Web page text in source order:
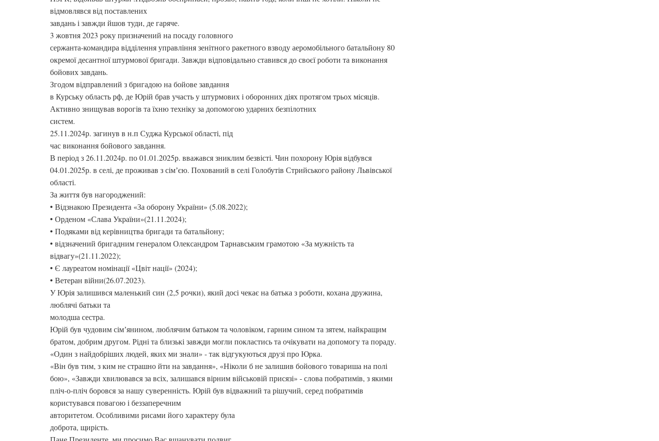
відмовлявся від поставлених
завдань і завжди йшов туди, де гаряче.
3 жовтня 2023 року призначений на посаду головного
сержанта-командира відділення управління зенітного ракетного взводу аеромобільного батальйону 80
окремої десантної штурмової бригади. Завжди відповідально ставився до своєї роботи та виконання
бойових завдань.
Згодом відправлений з бригадою на бойове завдання
в Курську область рф, де Юрій брав участь у штурмових і оборонних діях протягом трьох місяців.
Активно знищував ворогів та їхню техніку за допомогою ударних безпілотних
систем.
25.11.2024р. загинув в н.п Суджа Курської області, під
час виконання бойового завдання.
В період з 26.11.2024р. по 01.01.2025р. вважався зниклим безвісті. Чин похорону Юрія відбувся
04.01.2025р. в селі, де проживав з сімʼєю. Похований в селі Голобутів Стрийського району Львівської
області.
За життя був нагороджений:
• Відзнакою Президента «За оборону України» (5.08.2022);
• Орденом «Слава України»(21.11.2024);
• Подяками від керівництва бригади та батальйону;
• відзначений бригадним генералом Олександром Тарнавським грамотою «За мужність та
відвагу»(21.11.2022);
• Є лауреатом номінації «Цвіт нації» (2024);
• Ветеран війни(26.07.2023).
У Юрія залишився маленький син (2,5 рочки), який досі чекає на батька з роботи, кохана дружина,
люблячі батьки та
молодша сестра.
Юрій був чудовим сімʼянином, люблячим батьком та чоловіком, гарним сином та зятем, найкращим
братом, добрим другом. Рідні та близькі завжди могли покластись та очікувати на допомогу та пораду.
«Один з найдобріших людей, яких ми знали» - так відгукуються друзі про Юрка.
«Він був тим, з ким не страшно йти на завдання», «Ніколи б не залишив бойового товариша на полі
бою», «Завжди хвилювався за всіх, залишався вірним військовій присязі» - слова побратимів, з якими
пліч-о-пліч боровся за нашу суверенність. Юрій був відважний та рішучий, серед побратимів
користувався повагою і беззаперечним
авторитетом. Особливими рисами його характеру була
доброта, щирість.